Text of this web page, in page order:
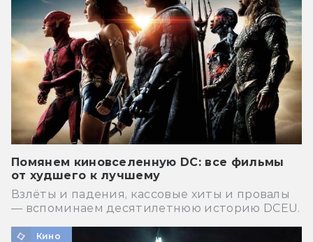
Помянем киновселенную DC: все фильмы
от худшего к лучшему
Взлёты и падения, кассовые хиты и провалы
— вспоминаем десятилетнюю историю DCEU.
Кино